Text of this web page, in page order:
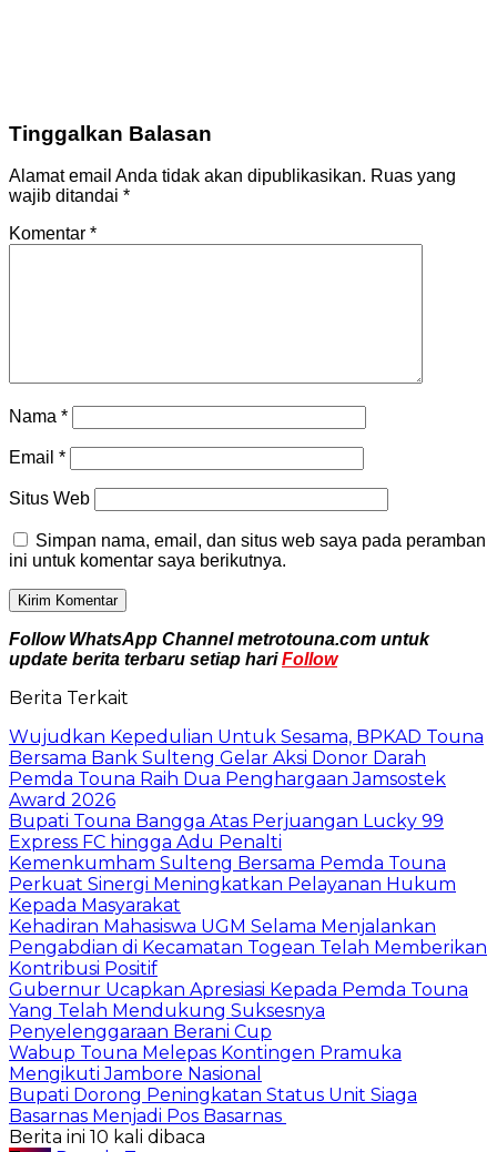
Tinggalkan Balasan
Alamat email Anda tidak akan dipublikasikan. Ruas yang
wajib ditandai *
Komentar *
Nama *
Email *
Situs Web
Simpan nama, email, dan situs web saya pada peramban
ini untuk komentar saya berikutnya.
Follow WhatsApp Channel metrotouna.com untuk
update berita terbaru setiap hariFollow
Berita Terkait
Wujudkan Kepedulian Untuk Sesama, BPKAD Touna
Bersama Bank Sulteng Gelar Aksi Donor Darah
Pemda Touna Raih Dua Penghargaan Jamsostek
Award 2026
Bupati Touna Bangga Atas Perjuangan Lucky 99
Express FC hingga Adu Penalti
Kemenkumham Sulteng Bersama Pemda Touna
Perkuat Sinergi Meningkatkan Pelayanan Hukum
Kepada Masyarakat
Kehadiran Mahasiswa UGM Selama Menjalankan
Pengabdian di Kecamatan Togean Telah Memberikan
Kontribusi Positif
Gubernur Ucapkan Apresiasi Kepada Pemda Touna
Yang Telah Mendukung Suksesnya
Penyelenggaraan Berani Cup
Wabup Touna Melepas Kontingen Pramuka
Mengikuti Jambore Nasional
Bupati Dorong Peningkatan Status Unit Siaga
Basarnas Menjadi Pos Basarnas
Berita ini 10 kali dibaca